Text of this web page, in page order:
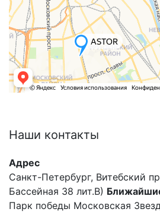
Наши контакты
Адрес
Санкт-Петербург, Витебский
Бассейная 38 лит.В)
Парк победы Московская